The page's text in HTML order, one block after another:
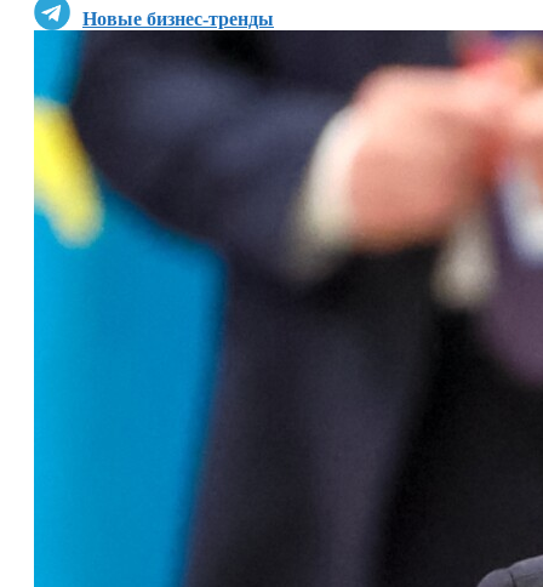
Новые бизнес-тренды